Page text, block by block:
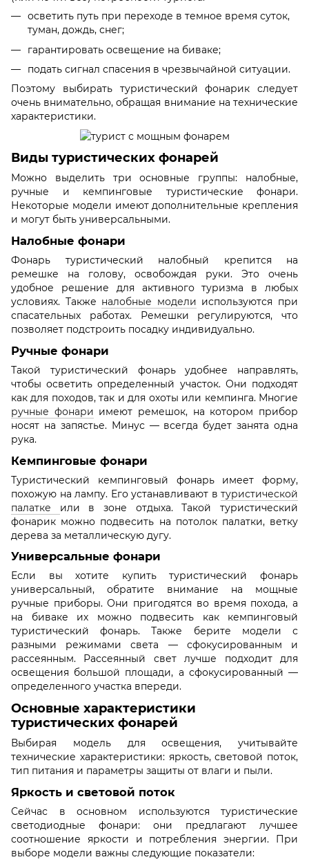
осветить путь при переходе в темное время суток,
туман, дождь, снег;
гарантировать освещение на биваке;
подать сигнал спасения в чрезвычайной ситуации.
Поэтому выбирать туристический фонарик следует
очень внимательно, обращая внимание на технические
характеристики.
Виды туристических фонарей
Можно выделить три основные группы: налобные,
ручные и кемпинговые туристические фонари.
Некоторые модели имеют дополнительные крепления
и могут быть универсальными.
Налобные фонари
Фонарь туристический налобный крепится на
ремешке на голову, освобождая руки. Это очень
удобное решение для активного туризма в любых
условиях. Также налобные модели используются при
спасательных работах. Ремешки регулируются, что
позволяет подстроить посадку индивидуально.
Ручные фонари
Такой туристический фонарь удобнее направлять,
чтобы осветить определенный участок. Они подходят
как для походов, так и для охоты или кемпинга. Многие
ручные фонари имеют ремешок, на котором прибор
носят на запястье. Минус — всегда будет занята одна
рука.
Кемпинговые фонари
Туристический кемпинговый фонарь имеет форму,
похожую на лампу. Его устанавливают в туристической
палатке или в зоне отдыха. Такой туристический
фонарик можно подвесить на потолок палатки, ветку
дерева за металлическую дугу.
Универсальные фонари
Если вы хотите купить туристический фонарь
универсальный, обратите внимание на мощные
ручные приборы. Они пригодятся во время похода, а
на биваке их можно подвесить как кемпинговый
туристический фонарь. Также берите модели с
разными режимами света — сфокусированным и
рассеянным. Рассеянный свет лучше подходит для
освещения большой площади, а сфокусированный —
определенного участка впереди.
Основные характеристики
туристических фонарей
Выбирая модель для освещения, учитывайте
технические характеристики: яркость, световой поток,
тип питания и параметры защиты от влаги и пыли.
Яркость и световой поток
Сейчас в основном используются туристические
светодиодные фонари: они предлагают лучшее
соотношение яркости и потребления энергии. При
выборе модели важны следующие показатели: